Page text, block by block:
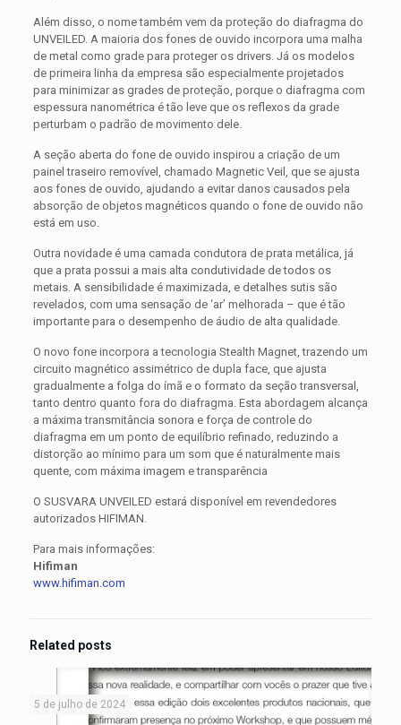
Além disso, o nome também vem da proteção do diafragma do
UNVEILED. A maioria dos fones de ouvido incorpora uma malha
de metal como grade para proteger os drivers. Já os modelos
de primeira linha da empresa são especialmente projetados
para minimizar as grades de proteção, porque o diafragma com
espessura nanométrica é tão leve que os reflexos da grade
perturbam o padrão de movimento dele.
A seção aberta do fone de ouvido inspirou a criação de um
painel traseiro removível, chamado Magnetic Veil, que se ajusta
aos fones de ouvido, ajudando a evitar danos causados pela
absorção de objetos magnéticos quando o fone de ouvido não
está em uso.
Outra novidade é uma camada condutora de prata metálica, já
que a prata possui a mais alta condutividade de todos os
metais. A sensibilidade é maximizada, e detalhes sutis são
revelados, com uma sensação de ‘ar’ melhorada – que é tão
importante para o desempenho de áudio de alta qualidade.
O novo fone incorpora a tecnologia Stealth Magnet, trazendo um
circuito magnético assimétrico de dupla face, que ajusta
gradualmente a folga do ímã e o formato da seção transversal,
tanto dentro quanto fora do diafragma. Esta abordagem alcança
a máxima transmitância sonora e força de controle do
diafragma em um ponto de equilíbrio refinado, reduzindo a
distorção ao mínimo para um som que é naturalmente mais
quente, com máxima imagem e transparência
O SUSVARA UNVEILED estará disponível em revendedores
autorizados HIFIMAN.
Para mais informações:
Hifiman
www.hifiman.com
Related posts
5 de julho de 2024